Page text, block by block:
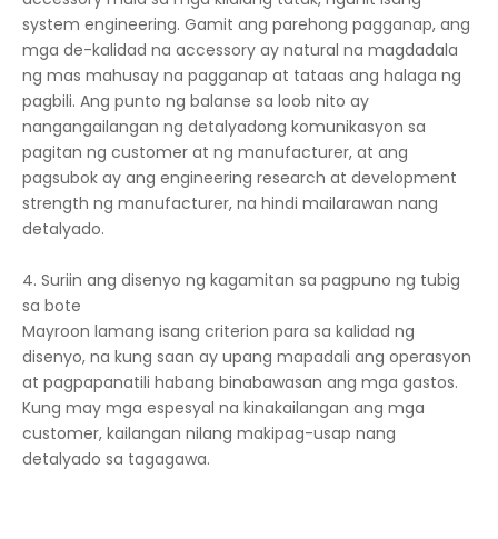
system engineering. Gamit ang parehong pagganap, ang
mga de-kalidad na accessory ay natural na magdadala
ng mas mahusay na pagganap at tataas ang halaga ng
pagbili. Ang punto ng balanse sa loob nito ay
nangangailangan ng detalyadong komunikasyon sa
pagitan ng customer at ng manufacturer, at ang
pagsubok ay ang engineering research at development
strength ng manufacturer, na hindi mailarawan nang
detalyado.
4. Suriin ang disenyo ng kagamitan sa pagpuno ng tubig
sa bote
Mayroon lamang isang criterion para sa kalidad ng
disenyo, na kung saan ay upang mapadali ang operasyon
at pagpapanatili habang binabawasan ang mga gastos.
Kung may mga espesyal na kinakailangan ang mga
customer, kailangan nilang makipag-usap nang
detalyado sa tagagawa.